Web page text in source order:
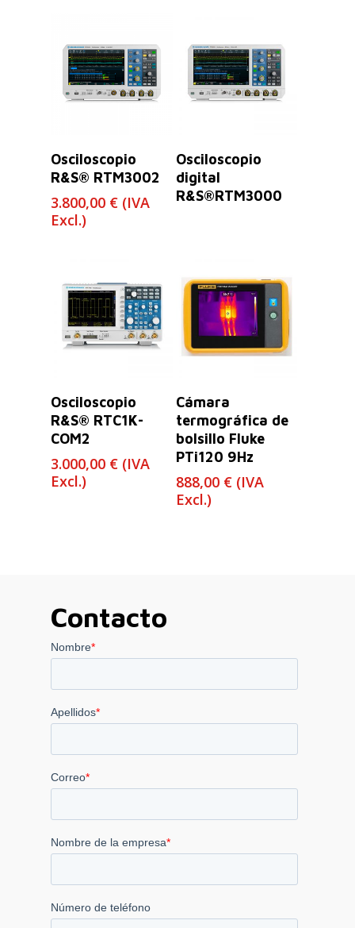
Leer Más
Osciloscopio
R&S® RTM3002
3.800,00 € (IVA
Excl.)
Leer Más
Osciloscopio
digital
R&S®RTM3000
Osciloscopio
R&S® RTC1K-
COM2
3.000,00 € (IVA
Excl.)
Cámara
termográfica de
bolsillo Fluke
PTi120 9Hz
888,00 € (IVA
Excl.)
Contacto